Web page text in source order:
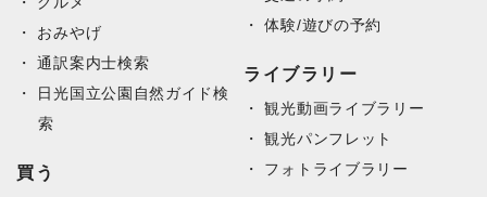
おみやげ
通訳案内士検索
日光国立公園自然ガイド検
索
買う
体験/遊びの予約
ライブラリー
観光動画ライブラリー
観光パンフレット
フォトライブラリー